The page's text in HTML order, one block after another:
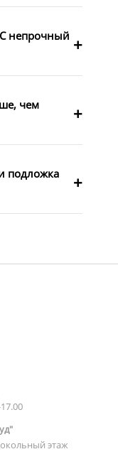
непрочный
чем
подложка
этаж